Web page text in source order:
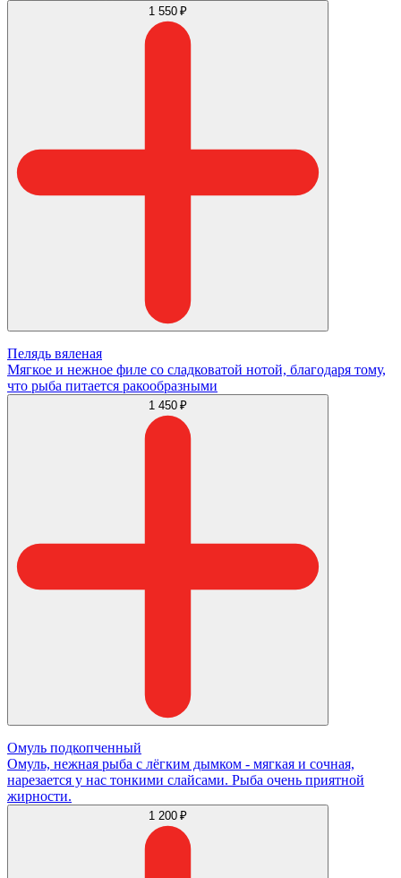
1 550 ₽
Пелядь вяленая
Мягкое и нежное филе со сладковатой нотой, благодаря тому,
что рыба питается ракообразными
1 450 ₽
Омуль подкопченный
Омуль, нежная рыба с лёгким дымком - мягкая и сочная,
нарезается у нас тонкими слайсами. Рыба очень приятной
жирности.
1 200 ₽